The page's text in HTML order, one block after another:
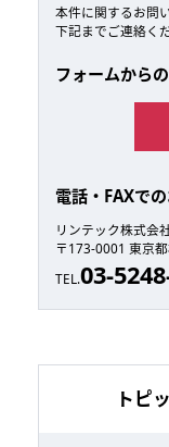
本件に関するお問
下記までご連絡く
フォームから
電話・FAXで
リンテック株式会
〒173-0001 東京
TEL.03-
トピ